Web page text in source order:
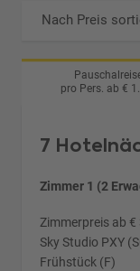
Nach Preis
pro Pers. ab €
7
Zimmer 1 (2
Zimmerpreis ab €
Sky Studio PXY
Frühstück (F)